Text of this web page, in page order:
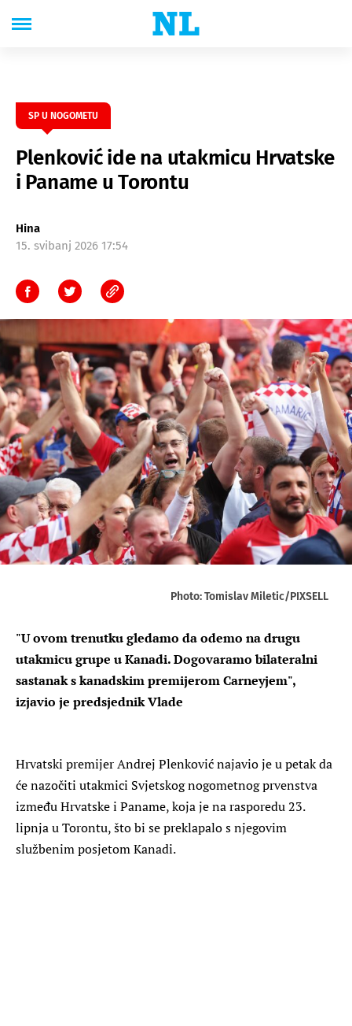
SP U NOGOMETU
Plenković ide na utakmicu Hrvatske
i Paname u Torontu
Hina
15. svibanj 2026 17:54
Photo: Tomislav Miletic/PIXSELL
"U ovom trenutku gledamo da odemo na drugu
utakmicu grupe u Kanadi. Dogovaramo bilateralni
sastanak s kanadskim premijerom Carneyjem",
izjavio je predsjednik Vlade
Hrvatski premijer Andrej Plenković najavio je u petak da
će nazočiti utakmici Svjetskog nogometnog prvenstva
između Hrvatske i Paname, koja je na rasporedu 23.
lipnja u Torontu, što bi se preklapalo s njegovim
službenim posjetom Kanadi.